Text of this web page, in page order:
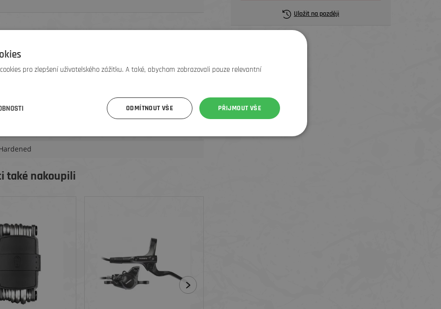
také nakoupili
Uložit na později
pro zlepšení uživatelského zážitku. A také, abychom zobrazovali pouze relevantní
PŘIJMOUT VŠE
ODMÍTNOUT VŠE